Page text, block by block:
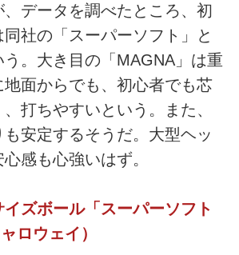
データを調べたところ、初
社の「スーパーソフト」と
。大き目の「MAGNA」は重
面からでも、初心者でも芯
打ちやすいという。また、
安定するそうだ。大型ヘッ
感も心強いはず。
ズボール「スーパーソフト
ロウェイ）